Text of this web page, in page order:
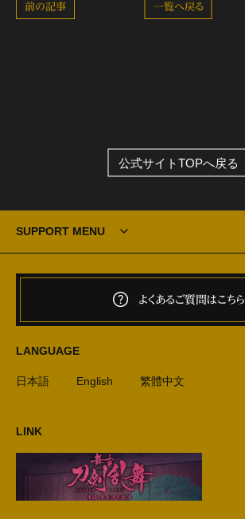
一覧へ戻る
前の記事
公式サイトTOPへ戻る
SUPPORT MENU
よくあるご質問はこちら
LANGUAGE
日本語 English 繁體中文
LINK